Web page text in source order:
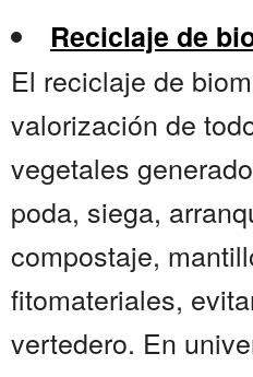
Reciclaje de
El reciclaje de
valorización de
vegetales
poda, siega,
compostaje,
fitomateriales,
vertedero. En